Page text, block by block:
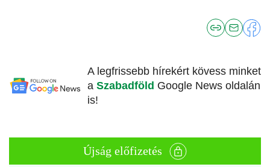
A legfrissebb hírekért kövess minket
a Szabadföld Google News oldalán
is!
Újság előfizetés